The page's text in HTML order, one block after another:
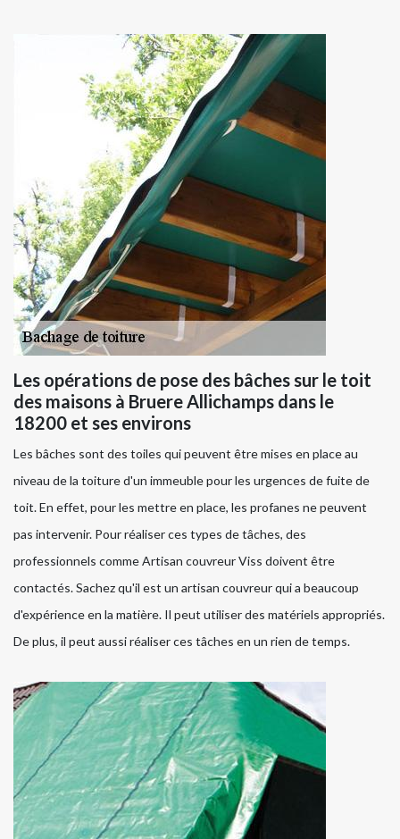
Les opérations de pose des bâches sur le toit
des maisons à Bruere Allichamps dans le
18200 et ses environs
Les bâches sont des toiles qui peuvent être mises en place au
niveau de la toiture d'un immeuble pour les urgences de fuite de
toit. En effet, pour les mettre en place, les profanes ne peuvent
pas intervenir. Pour réaliser ces types de tâches, des
professionnels comme Artisan couvreur Viss doivent être
contactés. Sachez qu'il est un artisan couvreur qui a beaucoup
d'expérience en la matière. Il peut utiliser des matériels appropriés.
De plus, il peut aussi réaliser ces tâches en un rien de temps.